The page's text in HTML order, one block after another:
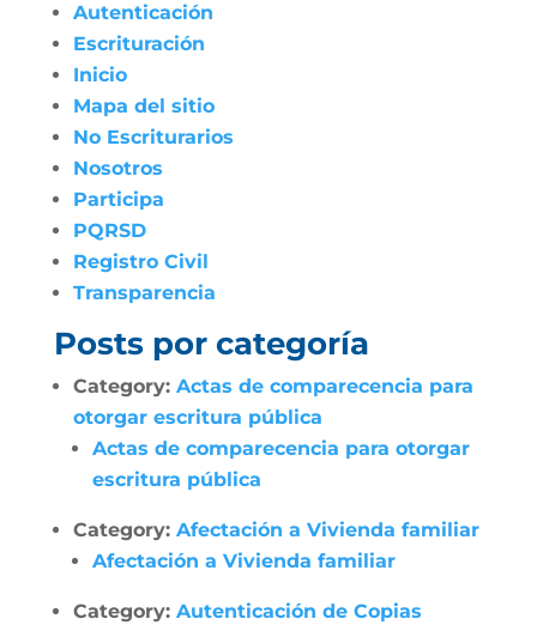
Autenticación
Escrituración
Inicio
Mapa del sitio
No Escriturarios
Nosotros
Participa
PQRSD
Registro Civil
Transparencia
Posts por categoría
Category: Actas de comparecencia para
otorgar escritura pública
Actas de comparecencia para otorgar
escritura pública
Category: Afectación a Vivienda familiar
Afectación a Vivienda familiar
Category: Autenticación de Copias